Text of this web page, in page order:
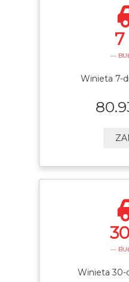
7
—
Winieta 7-
—
Winieta 30-